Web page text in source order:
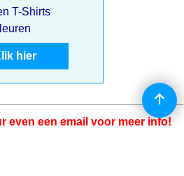
T-Shirts
hier
even een email voor meer info!